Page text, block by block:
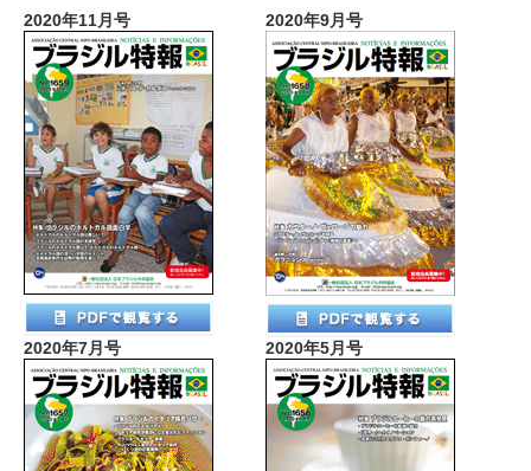
2020年11月号 2020年9月号
2020年7月号 2020年5月号